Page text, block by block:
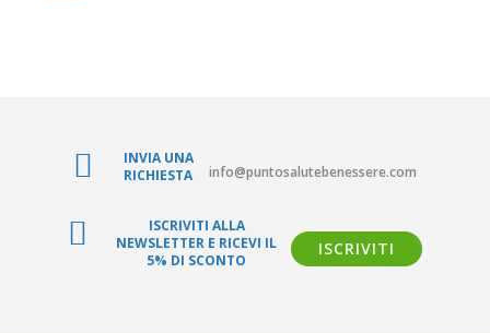
INVIA UNA
RICHIESTA
info@puntosalutebenessere.com
ISCRIVITI ALLA
NEWSLETTER E RICEVI IL
5% DI SCONTO
ISCRIVITI